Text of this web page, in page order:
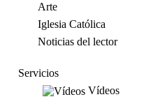
Arte
Iglesia Católica
Noticias del lector
Servicios
Vídeos